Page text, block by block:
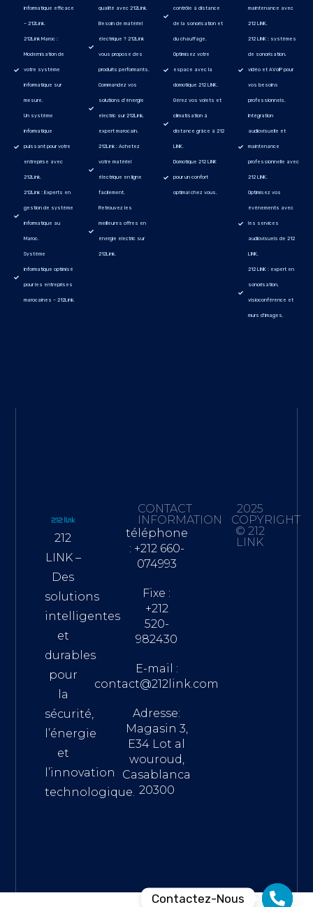
informatique efficace
– 212Link.
212Link Maroc :
Modernisation de
votre système
informatique sur
mesure.
Un système
informatique
puissant pour votre
entreprise avec
212Link.
212Link : Experts en
gestion de système
informatique au
Maroc.
Système
informatique optimisé
pour les entreprises
marocaines – 212Link.
qualité avec 212Link.
Besoin de matériel
électrique ? 212Link
vous propose des
produits performants.
Commandez vos
solutions d’énergie
electric sur 212Link,
expert marocain.
212Link : Achetez
votre matériel
électrique en ligne
facilement.
Retrouvez les
meilleures offres en
énergie electric sur
212Link.
contrôle à distance
de la sonorisation et
du chauffage.
Optimisez votre
espace avec la
domotique 212 LINK.
Gérez vos volets et
climatisation à
distance grâce à 212
LINK.
Domotique 212 LINK
pour un confort
optimal chez vous.
maintenance avec
212 LINK.
212 LINK : systèmes
de sonorisation,
vidéo et AVoIP pour
vos besoins
professionnels.
Intégration
audiovisuelle et
maintenance
professionnelle avec
212 LINK.
Optimisez vos
événements avec
les services
audiovisuels de 212
LINK.
212 LINK : expert en
sonorisation,
visioconférence et
murs d'images.
212
LINK –
Des
solutions
intelligentes
et
durables
pour
la
sécurité,
l’énergie
et
l’innovation
technologique.
CONTACT
INFORMATION
téléphone
: +212 660-
074993
Fixe :
+212
520-
982430
E-mail :
contact@212link.com
Adresse:
Magasin 3,
E34 Lot al
wouroud,
Casablanca
20300
2025
COPYRIGHT
© 212
LINK
Contactez-Nous